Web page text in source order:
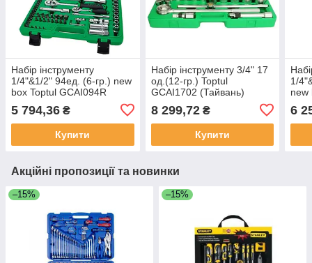
Набір інструменту
1/4"&1/2" 94ед. (6-гр.) new
box Toptul GCAI094R
5 794,36 ₴
Купити
Набір інструменту 3/4" 17
од.(12-гр.) Toptul
GCAI1702 (Тайвань)
8 299,72₴
Купити
1/
new
6
Акційні пропозиції та новинки
–15% –15%